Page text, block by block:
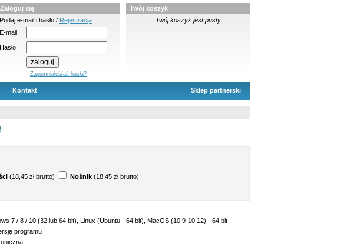
Zaloguj się
Podaj e-mail i hasło / Rejestracja
E-mail
Hasło
Zapomniałeś/aś hasła?
Twój koszyk
Twój koszyk jest pusty
Kontakt Sklep partnerski
(18,45 zł brutto) Nośnik (18,45 zł brutto)
7 / 8 / 10 (32 lub 64 bit), Linux (Ubuntu - 64 bit), MacOS (10.9-10.12) - 64 bit
programu